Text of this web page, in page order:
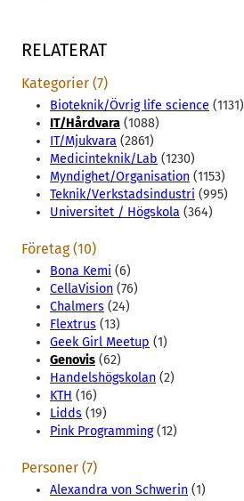
RELATERAT
Kategorier (7)
Bioteknik/Övrig life science (1131)
IT/Hårdvara (1088)
IT/Mjukvara (2861)
Medicinteknik/Lab (1230)
Myndighet/Organisation (1153)
Teknik/Verkstadsindustri (995)
Universitet / Högskola (364)
Företag (10)
Bona Kemi (6)
CellaVision (76)
Chalmers (24)
Flextrus (13)
Geek Girl Meetup (1)
Genovis (62)
Handelshögskolan (2)
KTH (16)
Lidds (19)
Pink Programming(12)
Personer (7)
Alexandra von Schwerin (1)